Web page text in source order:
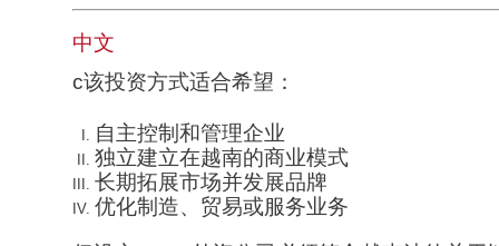
中文
c该投资方式适合希望：
自主控制和管理企业
独立建立在越南的商业模式
长期拓展市场并发展品牌
优化制造、贸易或服务业务